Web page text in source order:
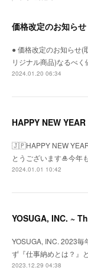
価格改定のお知らせ
● 価格改定のお知らせ(
リジナル商品)なるべ
2024.01.20 06:34
HAPPY NEW
🇯🇵HAPPY NEW
とうございます🎍今年
2024.01.01 10:42
YOSUGA, INC. ~
YOSUGA, INC. 2023毎
ず『仕事納めとは？』
2023.12.29 04:38